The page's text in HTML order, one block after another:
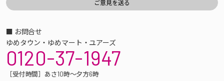
■ お問合せ
ゆめタウン・ゆめマート・ユアーズ
0120-37-1947
［受付時間］あさ10時～夕方6時